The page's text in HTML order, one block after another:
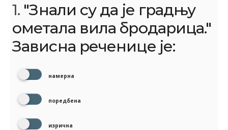
1. "Знали су да је градњу
ометала вила бродарица."
Зависна реченице је:
намерна
поредбена
изрична